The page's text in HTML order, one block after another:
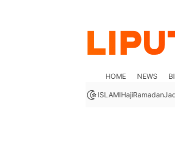
HOME NEWS
ISLAMIHajiRamadan